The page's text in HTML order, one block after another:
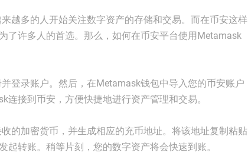
越多的人开始关注数字资产的存储和交易。而在币安这样
了许多人的首选。那么，如何在币安平台使用Metamask
登录账户。然后，在Metamask钱包中导入您的币安账户
连接到币安，方便快捷地进行资产管理和交易。
的加密货币，并生成相应的充币地址。将该地址复制粘贴
起转账。稍等片刻，您的数字资产将会快速到账。